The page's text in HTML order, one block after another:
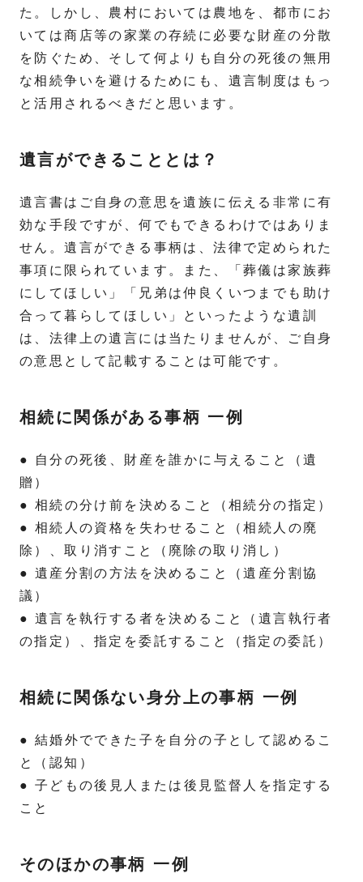
た。しかし、農村においては農地を、都市にお
いては商店等の家業の存続に必要な財産の分散
を防ぐため、そして何よりも自分の死後の無用
な相続争いを避けるためにも、遺言制度はもっ
と活用されるべきだと思います。
遺言ができることとは？
遺言書はご自身の意思を遺族に伝える非常に有
効な手段ですが、何でもできるわけではありま
せん。遺言ができる事柄は、法律で定められた
事項に限られています。また、「葬儀は家族葬
にしてほしい」「兄弟は仲良くいつまでも助け
合って暮らしてほしい」といったような遺訓
は、法律上の遺言には当たりませんが、ご自身
の意思として記載することは可能です。
相続に関係がある事柄 一例
● 自分の死後、財産を誰かに与えること（遺
贈）
● 相続の分け前を決めること（相続分の指定）
● 相続人の資格を失わせること（相続人の廃
除）、取り消すこと（廃除の取り消し）
● 遺産分割の方法を決めること（遺産分割協
議）
● 遺言を執行する者を決めること（遺言執行者
の指定）、指定を委託すること（指定の委託）
相続に関係ない身分上の事柄 一例
● 結婚外でできた子を自分の子として認めるこ
と（認知）
● 子どもの後見人または後見監督人を指定する
こと
そのほかの事柄 一例